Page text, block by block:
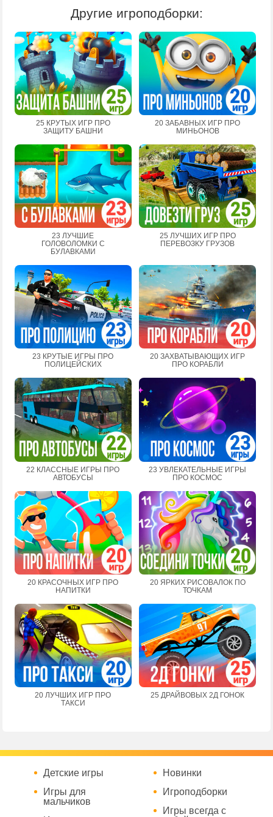
Другие игроподборки:
25 КРУТЫХ ИГР ПРО
ЗАЩИТУ БАШНИ
20 ЗАБАВНЫХ ИГР ПРО
МИНЬОНОВ
23 ЛУЧШИЕ
ГОЛОВОЛОМКИ С
БУЛАВКАМИ
25 ЛУЧШИХ ИГР ПРО
ПЕРЕВОЗКУ ГРУЗОВ
23 КРУТЫЕ ИГРЫ ПРО
ПОЛИЦЕЙСКИХ
20 ЗАХВАТЫВАЮЩИХ ИГР
ПРО КОРАБЛИ
22 КЛАССНЫЕ ИГРЫ ПРО
АВТОБУСЫ
23 УВЛЕКАТЕЛЬНЫЕ ИГРЫ
ПРО КОСМОС
20 КРАСОЧНЫХ ИГР ПРО
НАПИТКИ
20 ЯРКИХ РИСОВАЛОК ПО
ТОЧКАМ
20 ЛУЧШИХ ИГР ПРО
ТАКСИ
25 ДРАЙВОВЫХ 2Д ГОНОК
Детские игры
Игры для
мальчиков
Новинки
Игроподборки
Игры всегда с